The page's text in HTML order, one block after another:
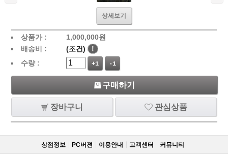
상세보기
상품가 : 1,000,000원
배송비 :
(조건)
!
수량 :
+1 -1
구매하기
장바구니 관심상품
상점정보 PC버젼 이용안내 고객센터 커뮤니티